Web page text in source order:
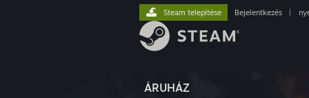
ÁRUHÁZ
Steam telepítése Bejelentkezés